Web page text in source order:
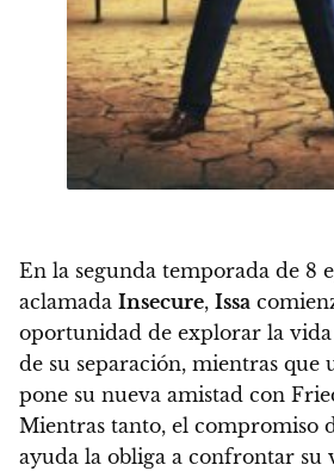
En la segunda temporada de 8
aclamada Insecure, Issa
oportunidad de explorar la vida
de su separación, mientras que
pone su nueva amistad con
Mientras tanto, el compromiso
ayuda la obliga a confrontar